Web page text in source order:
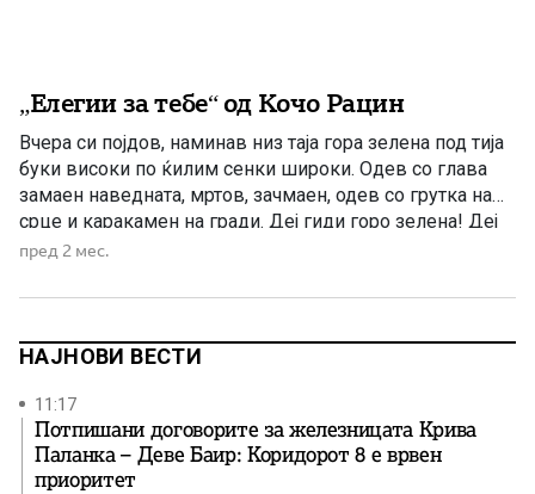
„Елегии за тебе“ од Кочо Рацин
Вчера си појдов, наминав низ таја гора зелена под тија
буки високи по ќилим сенки широки. Одев со глава
замаен наведната, мртов, зачмаен, одев со грутка на
срце и каракамен на гради. Деј гиди горо зелена! Деј
гиди водо студена! Пилците пеат – ти плачеш, сонцето
пред 2 мес.
НАЈНОВИ ВЕСТИ
11:17
Потпишани договорите за железницата Крива
Паланка – Деве Баир: Коридорот 8 е врвен
приоритет